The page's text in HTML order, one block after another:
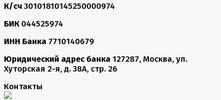
К/сч 30101810145250000974
БИК 044525974
ИНН Банка 7710140679
Юридический адрес банка 127287, Москва, ул.
Хуторская 2-я, д. 38А, стр. 26
Контакты